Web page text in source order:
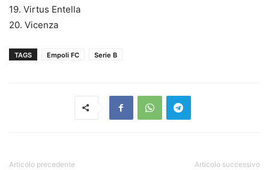
19. Virtus Entella
20. Vicenza
TAGS Empoli FC Serie B
Articolo precedente Articolo successivo